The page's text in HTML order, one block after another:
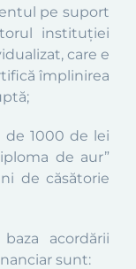
pe suport
instituției
care e
împlinirea
de 1000 de lei
de aur”
de căsătorie
acordării
sunt: